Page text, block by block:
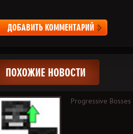
ДОБАВИТЬ КОММЕНТАРИЙ
ПОХОЖИЕ НОВОСТИ
Progressive Bosses